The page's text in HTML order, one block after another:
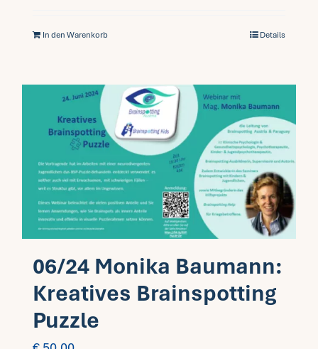
In den Warenkorb Details
06/24 Monika Baumann:
Kreatives Brainspotting
Puzzle